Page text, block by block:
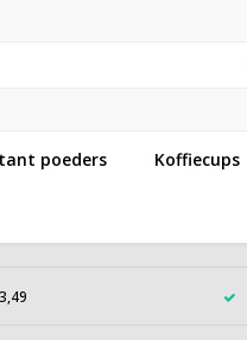
poeders Koffiecups